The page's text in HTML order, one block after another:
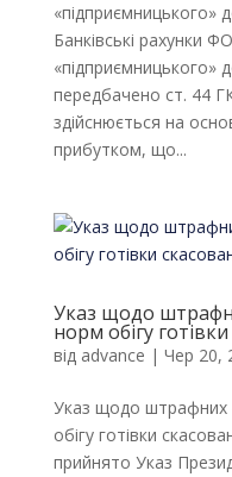
«підприємницького»
Банківські рахунки
«підприємницького»
передбачено ст. 44
здійснюється на
прибутком, що...
Указ щодо
норм обігу
від advance | Чер 20,
Указ щодо штрафних
обігу готівки
прийнято Указ